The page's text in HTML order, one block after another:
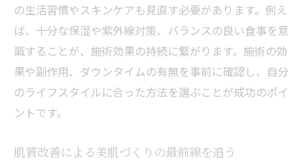
の生活習慣やスキンケアも見直す必要があります。例え
ば、十分な保湿や紫外線対策、バランスの良い食事を意
識することが、施術効果の持続に繋がります。施術の効
果や副作用、ダウンタイムの有無を事前に確認し、自分
のライフスタイルに合った方法を選ぶことが成功のポイ
ントです。
肌質改善による美肌づくりの最前線を追う